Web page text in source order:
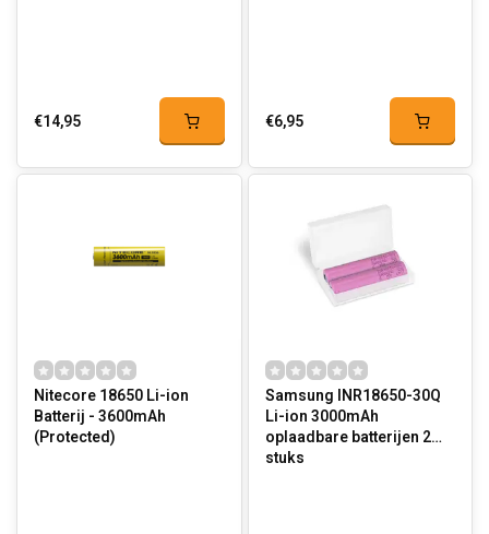
€14,95 €6,95
Nitecore 18650 Li-ion
Batterij - 3600mAh
(Protected)
Samsung INR18650-30Q
Li-ion 3000mAh
oplaadbare batterijen 2
stuks